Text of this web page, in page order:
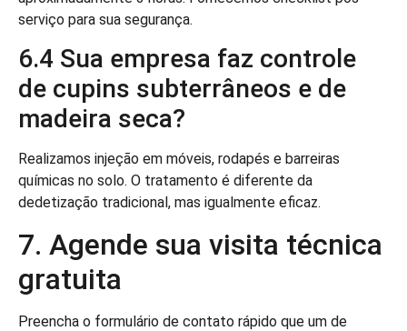
serviço para sua segurança.
6.4 Sua empresa faz controle
de cupins subterrâneos e de
madeira seca?
Realizamos injeção em móveis, rodapés e barreiras
químicas no solo. O tratamento é diferente da
dedetização tradicional, mas igualmente eficaz.
7. Agende sua visita técnica
gratuita
Preencha o formulário de contato rápido que um de